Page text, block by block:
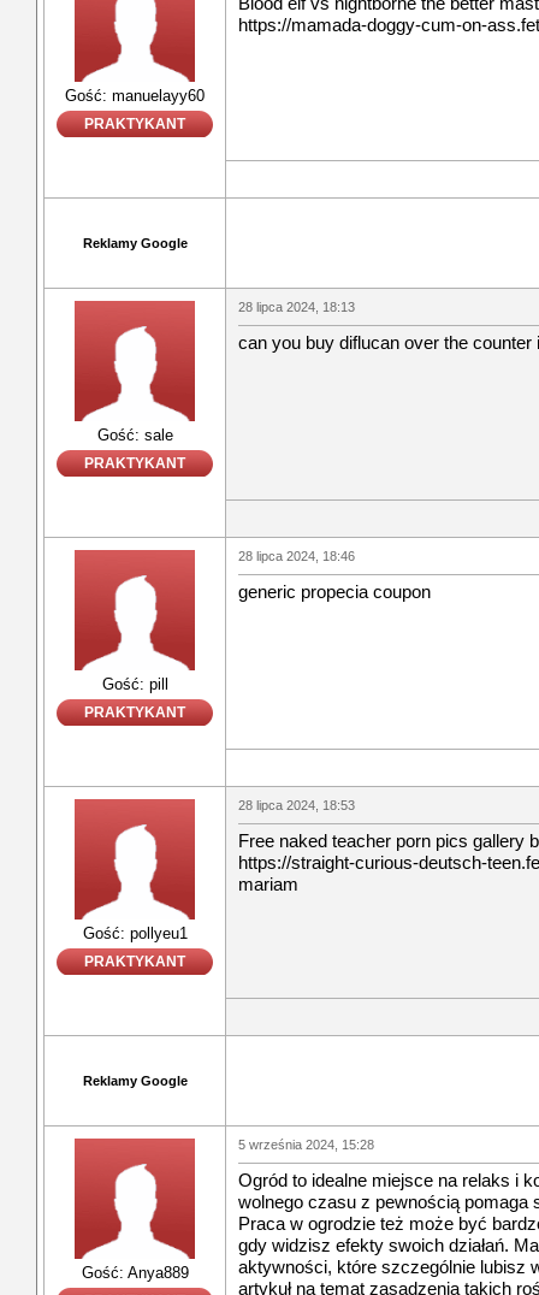
Gość: manuelayy60
PRAKTYKANT
https://mamada-doggy-cum-on-
Reklamy Google
Gość: sale
PRAKTYKANT
28 lipca 2024, 18:13
can you buy diflucan over the counter
Gość: pill
PRAKTYKANT
28 lipca 2024, 18:46
generic propecia coupon
Gość: pollyeu1
PRAKTYKANT
28 lipca 2024, 18:53
Free naked teacher porn pics gallery
https://straight-curious-deutsch-
mariam
Reklamy Google
Gość: Anya889
5 września 2024, 15:28
Ogród to idealne miejsce na relaks i
wolnego czasu z pewnością pomaga
Praca w ogrodzie też może być
gdy widzisz efekty swoich działań.
aktywności, które szczególnie lubisz
artykuł na temat zasadzenia takich